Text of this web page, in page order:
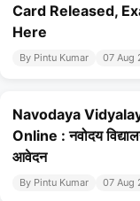
Card Released,
Here
By Pintu Kumar 07 Aug
Navodaya
Online : नवोदय
आवेदन
By Pintu Kumar 07 Aug